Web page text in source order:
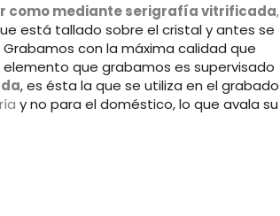
como mediante serigrafía vitrificada,
está tallado sobre el cristal y antes se
con la máxima calidad que
que grabamos es supervisado
, es ésta la que se utiliza en el grabado
y no para el doméstico, lo que avala su